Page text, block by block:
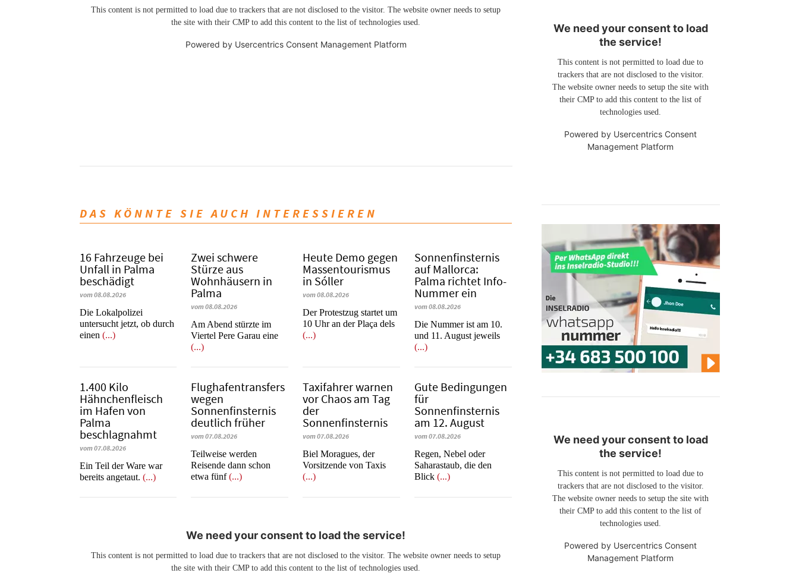
This content is not permitted to load due to trackers that are not disclosed to the visitor. The website owner needs to setup
the site with their CMP to add this content to the list of technologies used.
Powered by Usercentrics Consent Management Platform
DAS KÖNNTE SIE AUCH INTERESSIEREN
16 Fahrzeuge bei
Unfall in Palma
beschädigt
vom 08.08.2026
Die Lokalpolizei
untersucht jetzt, ob durch
einen (...)
Zwei schwere
Stürze aus
Wohnhäusern in
Palma
vom 08.08.2026
Am Abend stürzte im
Viertel Pere Garau eine
(...)
Heute Demo gegen
Massentourismus
in Sóller
vom 08.08.2026
Der Protestzug startet um
10 Uhr an der Plaça dels
(...)
Sonnenfinsternis
auf Mallorca:
Palma richtet Info-
Nummer ein
vom 08.08.2026
Die Nummer ist am 10.
und 11. August jeweils
(...)
1.400 Kilo
Hähnchenfleisch
im Hafen von
Palma
beschlagnahmt
vom 07.08.2026
​​​​​​​Ein Teil der Ware war
bereits angetaut. (...)
Flughafentransfers
wegen
Sonnenfinsternis
deutlich früher
vom 07.08.2026
Teilweise werden
Reisende dann schon
etwa fünf(...)
Taxifahrer warnen
vor Chaos am Tag
der
Sonnenfinsternis
vom 07.08.2026
​​​​​​​Biel Moragues, der
Vorsitzende von Taxis
(...)
Gute Bedingungen
für
Sonnenfinsternis
am 12. August
vom 07.08.2026
Regen, Nebel oder
Saharastaub, die den
Blick(...)
We need your consent to load the service!
This content is not permitted to load due to trackers that are not disclosed to the visitor. The website owner needs to setup
the site with their CMP to add this content to the list of technologies used.
We need your consent to load
the service!
This content is not permitted to load due to
trackers that are not disclosed to the visitor.
The website owner needs to setup the site with
their CMP to add this content to the list of
technologies used.
Powered by Usercentrics Consent
Management Platform
We need your consent to load
the service!
This content is not permitted to load due to
trackers that are not disclosed to the visitor.
The website owner needs to setup the site with
their CMP to add this content to the list of
technologies used.
Powered by Usercentrics Consent
Management Platform